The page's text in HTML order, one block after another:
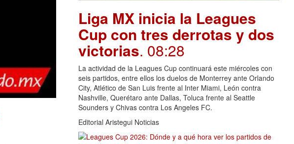
Liga MX inicia la Leagues
Cup con tres derrotas y dos
victorias. 08:28
La actividad de la Leagues Cup continuará este miércoles con
seis partidos, entre ellos los duelos de Monterrey ante Orlando
City, Atlético de San Luis frente al Inter Miami, León contra
Nashville, Querétaro ante Dallas, Toluca frente al Seattle
Sounders y Chivas contra Los Angeles FC.
Editorial Aristegui Noticias